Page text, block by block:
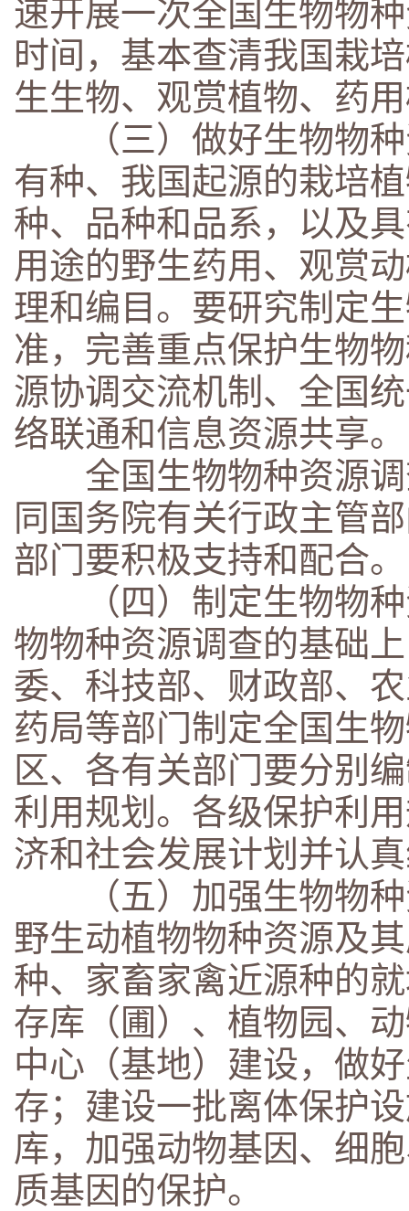
速开展一次全国生物物
时间，基本查清我国栽
生生物、观赏植物、药
（三）做好生物物种
有种、我国起源的栽培
种、品种和品系，以及
用途的野生药用、观赏
理和编目。要研究制定
准，完善重点保护生物
源协调交流机制、全国
络联通和信息资源共享。
全国生物物种资源调
同国务院有关行政主管
部门要积极支持和配合。
（四）制定生物物种
物物种资源调查的基础
委、科技部、财政部、
药局等部门制定全国生
区、各有关部门要分别
利用规划。各级保护利
济和社会发展计划并认
（五）加强生物物种
野生动植物物种资源及
种、家畜家禽近源种的
存库（圃）、植物园、
中心（基地）建设，做
存；建设一批离体保护
库，加强动物基因、细
质基因的保护。